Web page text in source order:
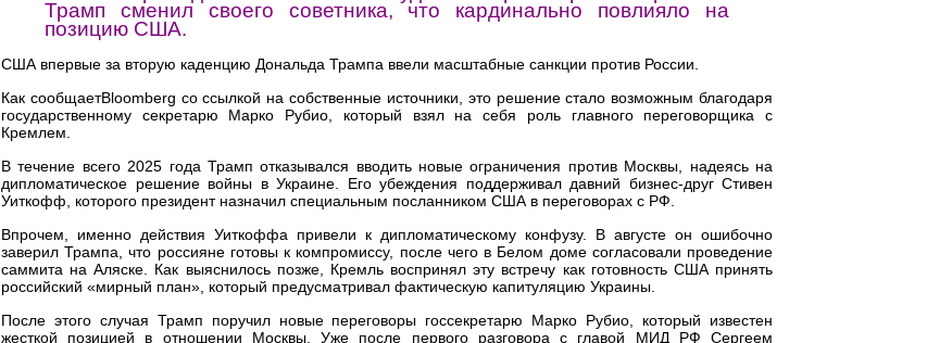
Трамп сменил своего советника, что кардинально повлияло на
позицию США.
США впервые за вторую каденцию Дональда Трампа ввели масштабные санкции против России.
Как сообщаетBloomberg со ссылкой на собственные источники, это решение стало возможным благодаря
государственному секретарю Марко Рубио, который взял на себя роль главного переговорщика с
Кремлем.
В течение всего 2025 года Трамп отказывался вводить новые ограничения против Москвы, надеясь на
дипломатическое решение войны в Украине. Его убеждения поддерживал давний бизнес-друг Стивен
Уиткофф, которого президент назначил специальным посланником США в переговорах с РФ.
Впрочем, именно действия Уиткоффа привели к дипломатическому конфузу. В августе он ошибочно
заверил Трампа, что россияне готовы к компромиссу, после чего в Белом доме согласовали проведение
саммита на Аляске. Как выяснилось позже, Кремль воспринял эту встречу как готовность США принять
российский «мирный план», который предусматривал фактическую капитуляцию Украины.
После этого случая Трамп поручил новые переговоры госсекретарю Марко Рубио, который известен
жесткой позицией в отношении Москвы. Уже после первого разговора с главой МИД РФ Сергеем